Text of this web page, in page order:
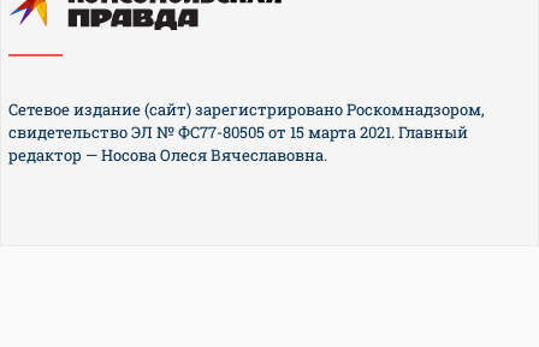
Сетевое издание (сайт) зарегистрировано Роскомнадзором,
свидетельство ЭЛ № ФС77-80505 от 15 марта 2021. Главный
редактор — Носова Олеся Вячеславовна.